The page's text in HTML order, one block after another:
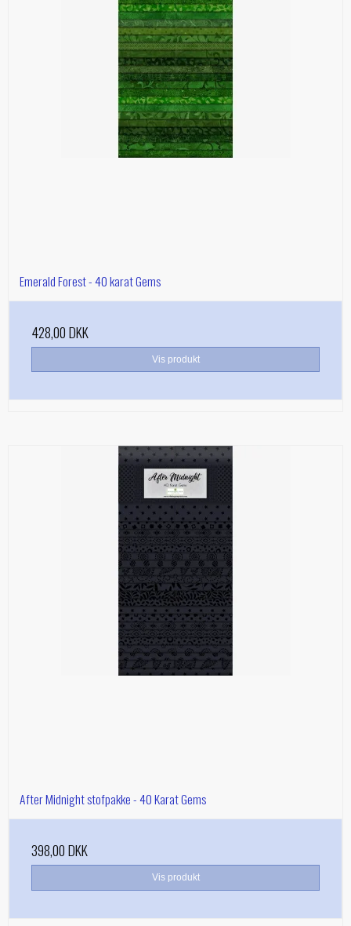
Emerald Forest - 40 karat Gems
428,00 DKK
Vis produkt
After Midnight stofpakke - 40 Karat Gems
398,00 DKK
Vis produkt